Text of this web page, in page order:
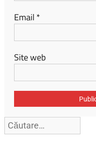
Email *
Site web
Caută
după: